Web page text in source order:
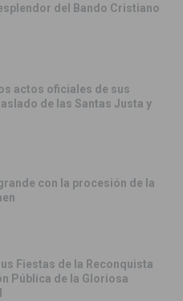
del Bando Cristiano
actos oficiales de sus
de las Santas Justa y
con la procesión de la
Fiestas de la Reconquista
Pública de la Gloriosa